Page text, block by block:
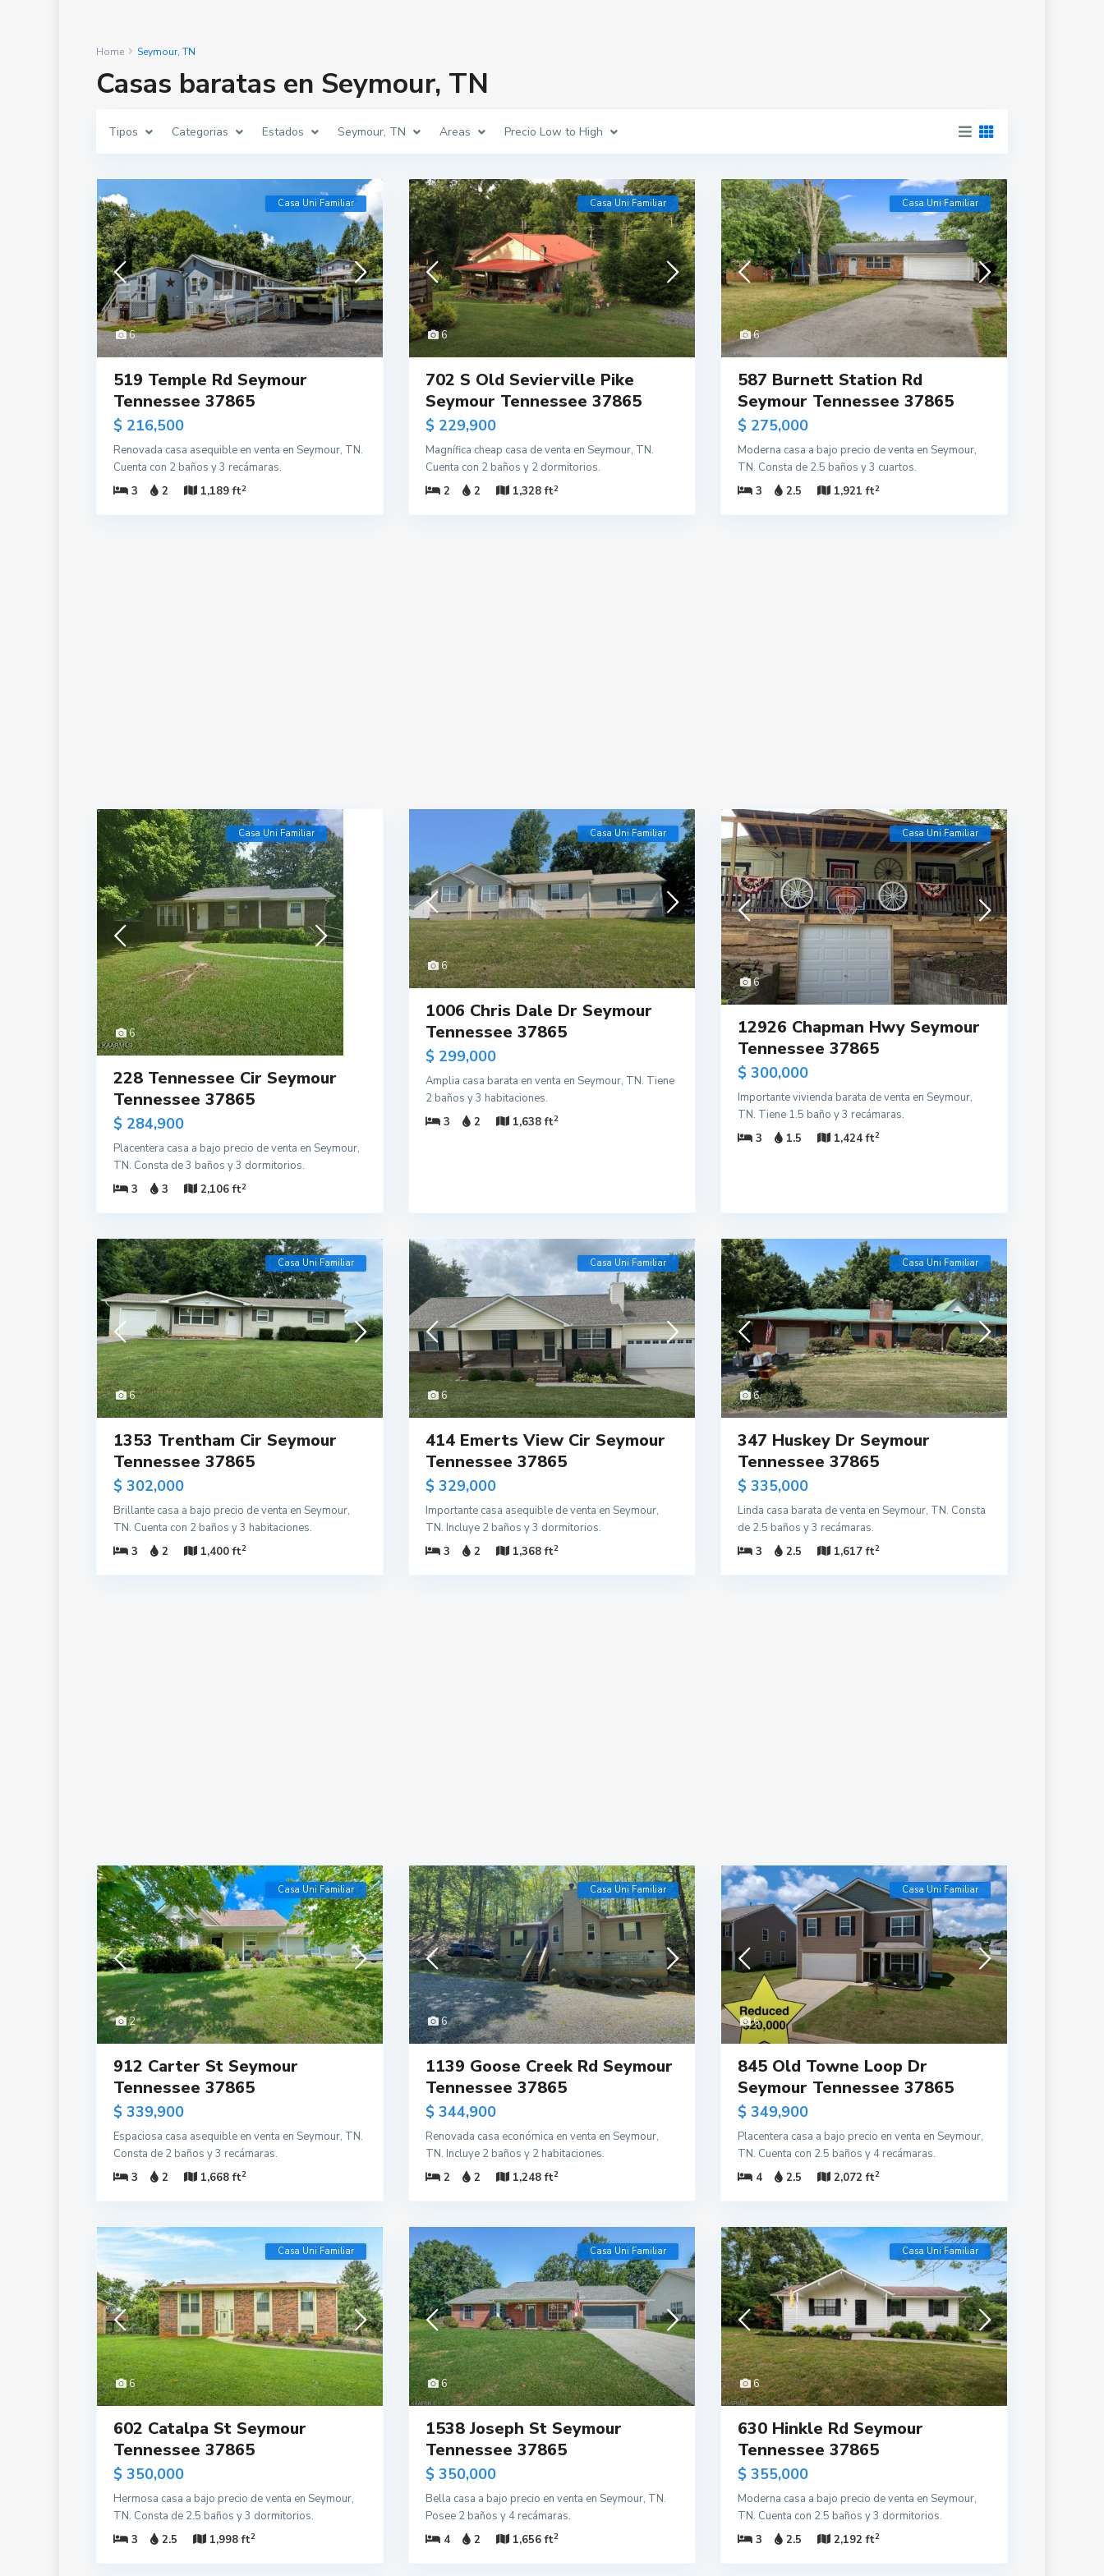
Home Seymour, TN
Casas baratas en Seymour, TN
Tipos Categorias Estados Seymour, TN Areas Precio Low to High
6
Casa Uni Familiar
519 Temple Rd Seymour
Tennessee 37865
$ 216,500
Renovada casa asequible en venta en Seymour, TN.
Cuenta con 2 baños y 3 recámaras.
3
2 1,189 ft2
6
Casa Uni Familiar
702 S Old Sevierville Pike
Seymour Tennessee 37865
$ 229,900
Magnífica cheap casa de venta en Seymour, TN.
Cuenta con 2 baños y 2 dormitorios.
2
2 1,328 ft2
6
Casa Uni Familiar
587 Burnett Station Rd
Seymour Tennessee 37865
$ 275,000
Moderna casa a bajo precio de venta en Seymour,
TN. Consta de 2.5 baños y 3 cuartos.
3
2.5 1,921 ft2
6
Casa Uni Familiar
228 Tennessee Cir Seymour
Tennessee 37865
$ 284,900
Placentera casa a bajo precio de venta en Seymour,
TN. Consta de 3 baños y 3 dormitorios.
3
3 2,106 ft2
6
Casa Uni Familiar
1006 Chris Dale Dr Seymour
Tennessee 37865
$ 299,000
Amplia casa barata en venta en Seymour, TN. Tiene
2 baños y 3 habitaciones.
3
2 1,638 ft2
6
Casa Uni Familiar
12926 Chapman Hwy Seymour
Tennessee 37865
$ 300,000
Importante vivienda barata de venta en Seymour,
TN. Tiene 1.5 baño y 3 recámaras.
3
1.5 1,424 ft2
6
Casa Uni Familiar
1353 Trentham Cir Seymour
Tennessee 37865
$ 302,000
Brillante casa a bajo precio de venta en Seymour,
TN. Cuenta con 2 baños y 3 habitaciones.
3
2 1,400 ft2
6
Casa Uni Familiar
414 Emerts View Cir Seymour
Tennessee 37865
$ 329,000
Importante casa asequible de venta en Seymour,
TN. Incluye 2 baños y 3 dormitorios.
3
2 1,368 ft2
6
Casa Uni Familiar
347 Huskey Dr Seymour
Tennessee 37865
$ 335,000
Linda casa barata de venta en Seymour, TN. Consta
de 2.5 baños y 3 recámaras.
3
2.5 1,617 ft2
2
Casa Uni Familiar
912 Carter St Seymour
Tennessee 37865
$ 339,900
Espaciosa casa asequible en venta en Seymour, TN.
Consta de 2 baños y 3 recámaras.
3
2 1,668 ft2
6
Casa Uni Familiar
1139 Goose Creek Rd Seymour
Tennessee 37865
$ 344,900
Renovada casa económica en venta en Seymour,
TN. Incluye 2 baños y 2 habitaciones.
2
2 1,248 ft2
6
Casa Uni Familiar
845 Old Towne Loop Dr
Seymour Tennessee 37865
$ 349,900
Placentera casa a bajo precio en venta en Seymour,
TN. Cuenta con 2.5 baños y 4 recámaras.
4
2.5 2,072 ft2
6
Casa Uni Familiar
602 Catalpa St Seymour
Tennessee 37865
$ 350,000
Hermosa casa a bajo precio de venta en Seymour,
TN. Consta de 2.5 baños y 3 dormitorios.
3
2.5 1,998 ft2
6
Casa Uni Familiar
1538 Joseph St Seymour
Tennessee 37865
$ 350,000
Bella casa a bajo precio en venta en Seymour, TN.
Posee 2 baños y 4 recámaras.
4
2 1,656 ft2
6
Casa Uni Familiar
630 Hinkle Rd Seymour
Tennessee 37865
$ 355,000
Moderna casa a bajo precio de venta en Seymour,
TN. Cuenta con 2.5 baños y 3 dormitorios.
3
2.5 2,192 ft2